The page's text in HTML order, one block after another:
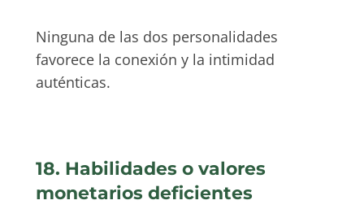
Ninguna de las dos personalidades
favorece la conexión y la intimidad
auténticas.
18. Habilidades o valores
monetarios deficientes